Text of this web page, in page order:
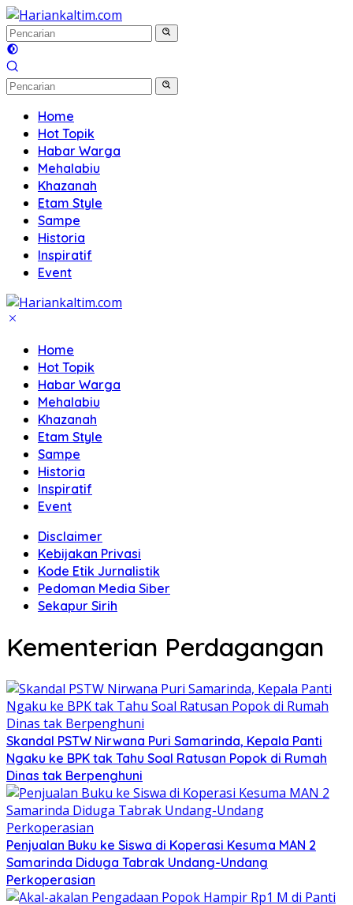
Langsung
ke
konten
Home
Hot Topik
Habar Warga
Mehalabiu
Khazanah
Etam Style
Sampe
Historia
Inspiratif
Event
Home
Hot Topik
Habar Warga
Mehalabiu
Khazanah
Etam Style
Sampe
Historia
Inspiratif
Event
Disclaimer
Kebijakan Privasi
Kode Etik Jurnalistik
Pedoman Media Siber
Sekapur Sirih
Kementerian Perdagangan
Skandal PSTW Nirwana Puri Samarinda, Kepala Panti
Ngaku ke BPK tak Tahu Soal Ratusan Popok di Rumah
Dinas tak Berpenghuni
Penjualan Buku ke Siswa di Koperasi Kesuma MAN 2
Samarinda Diduga Tabrak Undang-Undang
Perkoperasian